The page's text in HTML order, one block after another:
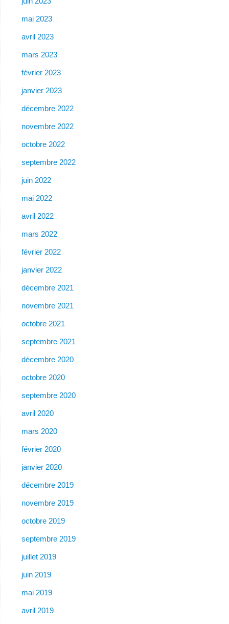
mai 2023
avril 2023
mars 2023
février 2023
janvier 2023
décembre 2022
novembre 2022
octobre 2022
septembre 2022
juin 2022
mai 2022
avril 2022
mars 2022
février 2022
janvier 2022
décembre 2021
novembre 2021
octobre 2021
septembre 2021
décembre 2020
octobre 2020
septembre 2020
avril 2020
mars 2020
février 2020
janvier 2020
décembre 2019
novembre 2019
octobre 2019
septembre 2019
juillet 2019
juin 2019
mai 2019
avril 2019